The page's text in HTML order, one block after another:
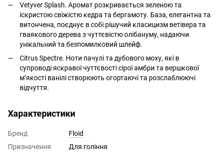
Vetyver Splash. Аромат розкривається зеленою та
іскристою свіжістю кедра та бергамоту. База, елегантна та
витончена, поєднує в собі рішучий класицизм ветівера та
гваякового дерева з чуттєвістю олібануму, надаючи
унікальний та безпомилковий шлейф.
Citrus Spectre. Ноти пачулі та дубового моху, які в
супроводі яскравої чуттєвості сірої амбри та вершкової
м’якості ванілі створюють огортаючі та розслаблюючі
відчуття.
Характеристики
Бренд
Floid
Призначення
Для гоління